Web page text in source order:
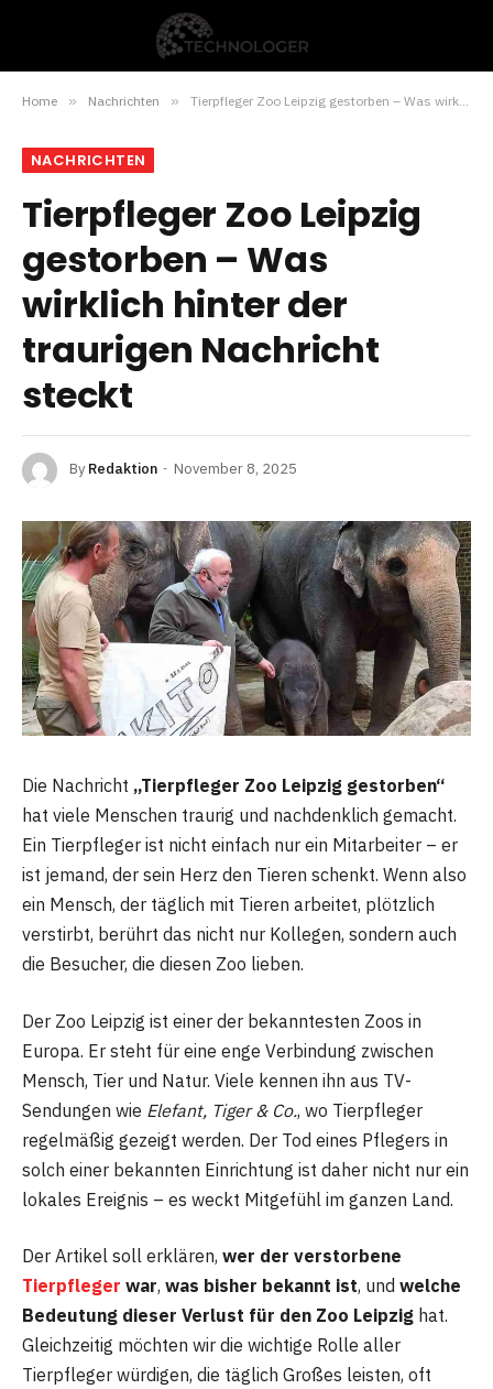
Home » Nachrichten » Tierpfleger Zoo Leipzig gestorben – Was wirklich hinter der traurigen Nachricht steckt
NACHRICHTEN
Tierpfleger Zoo Leipzig
gestorben – Was
wirklich hinter der
traurigen Nachricht
steckt
By Redaktion November 8, 2025
Die Nachricht „Tierpfleger Zoo Leipzig gestorben“
hat viele Menschen traurig und nachdenklich gemacht.
Ein Tierpfleger ist nicht einfach nur ein Mitarbeiter – er
ist jemand, der sein Herz den Tieren schenkt. Wenn also
ein Mensch, der täglich mit Tieren arbeitet, plötzlich
verstirbt, berührt das nicht nur Kollegen, sondern auch
die Besucher, die diesen Zoo lieben.
Der Zoo Leipzig ist einer der bekanntesten Zoos in
Europa. Er steht für eine enge Verbindung zwischen
Mensch, Tier und Natur. Viele kennen ihn aus TV-
Sendungen wie Elefant, Tiger & Co., wo Tierpfleger
regelmäßig gezeigt werden. Der Tod eines Pflegers in
solch einer bekannten Einrichtung ist daher nicht nur ein
lokales Ereignis – es weckt Mitgefühl im ganzen Land.
Der Artikel soll erklären, wer der verstorbene
Tierpfleger war, was bisher bekannt ist, und welche
Bedeutung dieser Verlust für den Zoo Leipzig hat.
Gleichzeitig möchten wir die wichtige Rolle aller
Tierpfleger würdigen, die täglich Großes leisten, oft